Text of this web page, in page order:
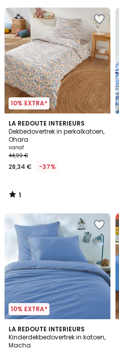
10% EXTRA*
LA REDOUTE INTERIEURS
Dekbedovertrek in perkalkatoen,
Ohara
vanaf
44,99 €
28,34 € -37%
1
/
5
1
/
10% EXTRA*
LA REDOUTE INTERIEURS
Kinderdekbedovertrek in katoen,
Macha
5
/
5